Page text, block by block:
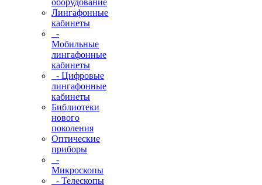
оборудование
Лингафонные
кабинеты
-
Мобильные
лингафонные
кабинеты
- Цифровые
лингафонные
кабинеты
Библиотеки
нового
поколения
Оптические
приборы
-
Микроскопы
- Телескопы